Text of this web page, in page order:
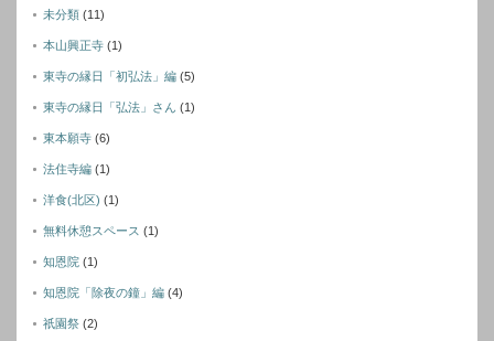
未分類 (11)
本山興正寺 (1)
東寺の縁日「初弘法」編 (5)
東寺の縁日「弘法」さん (1)
東本願寺 (6)
法住寺編 (1)
洋食(北区) (1)
無料休憩スペース (1)
知恩院 (1)
知恩院「除夜の鐘」編 (4)
祇園祭 (2)